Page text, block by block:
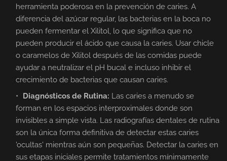
herramienta poderosa en la prevención de caries. A
diferencia del azúcar regular, las bacterias en la boca no
pueden fermentar el Xilitol, lo que significa que no
pueden producir el ácido que causa la caries. Usar chicle
o caramelos de Xilitol después de las comidas puede
ayudar a neutralizar el pH bucal e incluso inhibir el
crecimiento de bacterias que causan caries.
Diagnósticos de Rutina: Las caries a menudo se
forman en los espacios interproximales donde son
invisibles a simple vista. Las radiografías dentales de rutina
son la única forma definitiva de detectar estas caries
'ocultas' mientras aún son pequeñas. Detectar la caries en
sus etapas iniciales permite tratamientos mínimamente